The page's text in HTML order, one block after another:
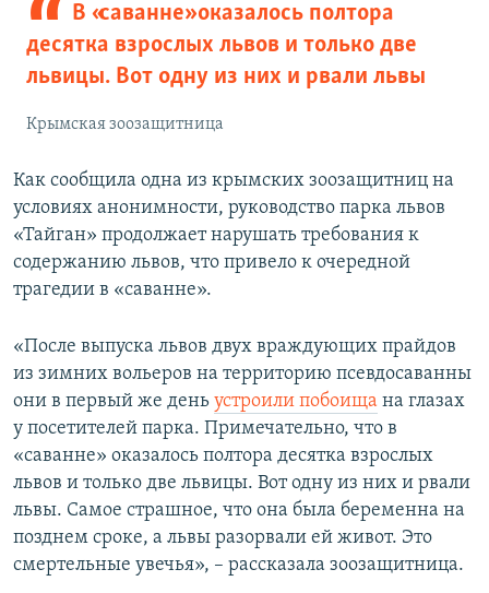
В «саванне» оказалось полтора
десятка взрослых львов и только две
львицы. Вот одну из них и рвали львы
Крымская зоозащитница
Как сообщила одна из крымских зоозащитниц на
условиях анонимности, руководство парка львов
«Тайган» продолжает нарушать требования к
содержанию львов, что привело к очередной
трагедии в «саванне».
«После выпуска львов двух враждующих прайдов
из зимних вольеров на территорию псевдосаванны
они в первый же день устроили побоища на глазах
у посетителей парка. Примечательно, что в
«саванне» оказалось полтора десятка взрослых
львов и только две львицы. Вот одну из них и рвали
львы. Самое страшное, что она была беременна на
позднем сроке, а львы разорвали ей живот. Это
смертельные увечья», – рассказала зоозащитница.